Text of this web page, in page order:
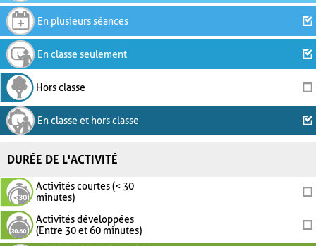
En plusieurs séances
En classe seulement
Hors classe
En classe et hors classe
DURÉE DE L'ACTIVITÉ
Activités courtes (< 30
minutes)
Activités développées
(Entre 30 et 60 minutes)